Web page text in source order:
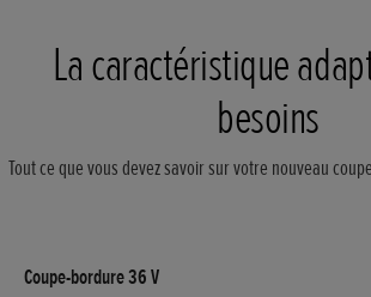
La caractéristique
besoins
Tout ce que vous devez savoir sur votre nouveau